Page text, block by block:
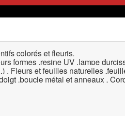
colorés et fleuris.
formes .resine UV .lampe
. Fleurs et feuilles naturelles
.boucle métal et anneaux .